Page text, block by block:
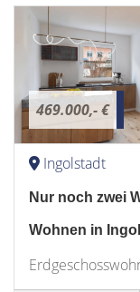
469.000,- €
Ingolstadt
Nur noch zwei
Wohnen in